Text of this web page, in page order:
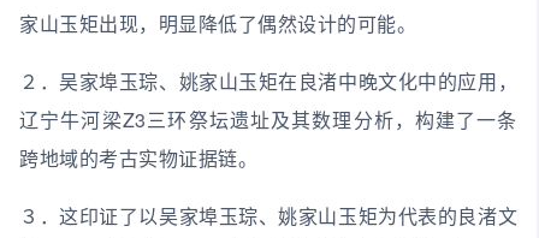
家山玉矩出现，明显降低了偶然设计的可能。
２．吴家埠玉琮、姚家山玉矩在良渚中晚文化中的应用，
辽宁牛河梁Z3三环祭坛遗址及其数理分析，构建了一条
跨地域的考古实物证据链。
３．这印证了以吴家埠玉琮、姚家山玉矩为代表的良渚文